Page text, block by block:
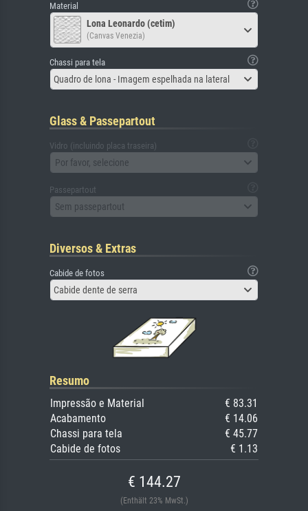
Material
Lona Leonardo (cetim)
(Canvas Venezia)
Chassi para tela
Quadro de lona - Imagem espelhada na lateral
Glass & Passepartout
Vidro (incluindo placa traseira)
Por favor, selecione
Passepartout
Sem passepartout
Diversos & Extras
Cabide de fotos
Cabide dente de serra
Resumo
Impressão e Material
€ 83.31
Acabamento
€ 14.06
Chassi para tela
€ 45.77
Cabide de fotos
€ 1.13
€ 144.27
(Enthält 23% MwSt.)